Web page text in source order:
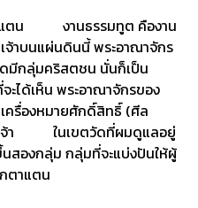
แตน งานธรรมทูต คืองาน
จ้าบนแผ่นดินนี้ พระอาณาจักร
ดมีกลุ่มคริสตชน นั่นก็เป็น
ะได้เห็น พระอาณาจักรของ
ครื่องหมายศักดิ์สิทธิ์ (ศีล
เจ้า ในเขตวัดที่ผมดูแลอยู่
สองกลุ่ม กลุ่มที่จะแบ่งปันให้ผู้
ตาแตน